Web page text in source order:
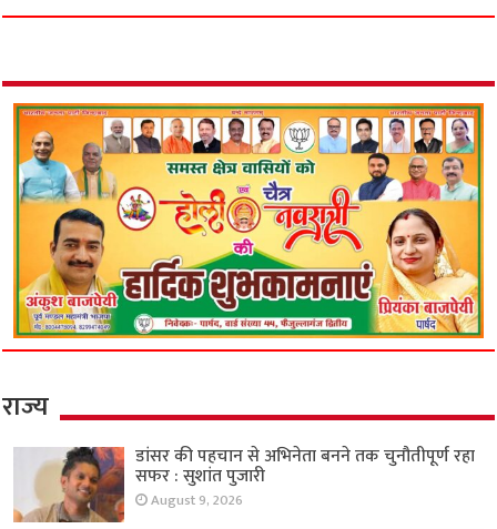
राज्य
डांसर की पहचान से अभिनेता बनने तक चुनौतीपूर्ण रहा
सफर : सुशांत पुजारी
August 9, 2026